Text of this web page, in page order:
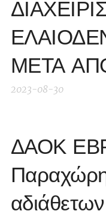
ΜΕΤΑ
2023-08-30
ΔΑΟΚ
αδιάθετων